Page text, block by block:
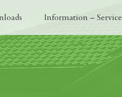
Information – Service